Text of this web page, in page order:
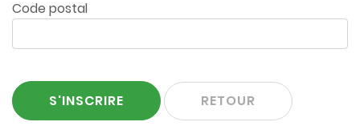
Code postal
S'INSCRIRE RETOUR